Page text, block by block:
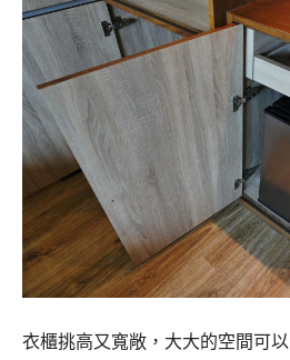
衣櫃挑高又寬敞，大大的空間可